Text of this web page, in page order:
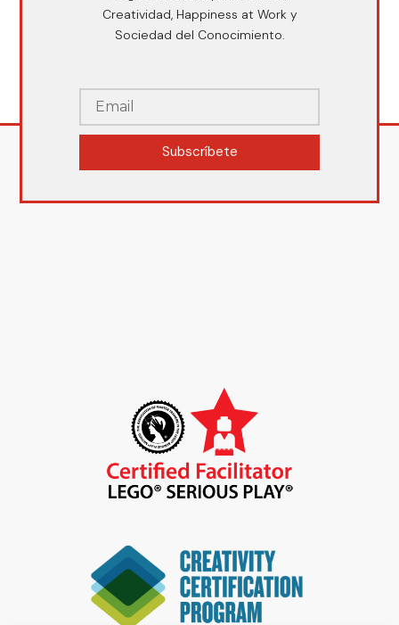
Creatividad, Happiness at Work y
Sociedad del Conocimiento.
Subscríbete